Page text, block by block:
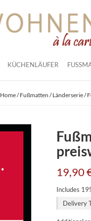
KÜCHENLÄUFER
Home/Fußmatten /Länderserie/
19,90
Includes
Delivery